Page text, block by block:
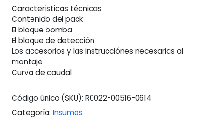
Características técnicas
Contenido del pack
El bloque bomba
El bloque de detección
Los accesorios y las instrucciónes necesarias al
montaje
Curva de caudal
Código único (SKU): R0022-00516-0614
Categoría: Insumos